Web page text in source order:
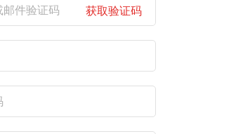
获取验证码